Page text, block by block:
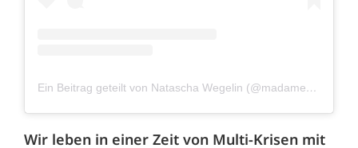
Ein Beitrag geteilt von Natascha Wegelin (@madamemoneypenny)
Wir leben in einer Zeit von Multi-Krisen mit